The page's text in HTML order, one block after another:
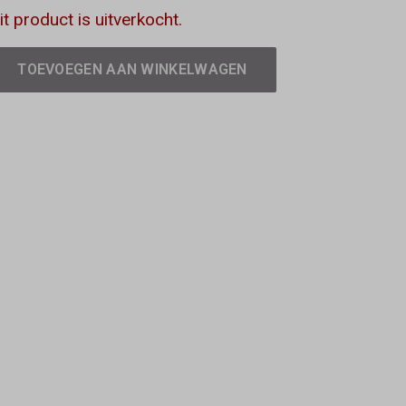
product is uitverkocht.
TOEVOEGEN AAN WINKELWAGEN